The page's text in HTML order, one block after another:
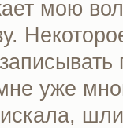
мою
уже
искала,